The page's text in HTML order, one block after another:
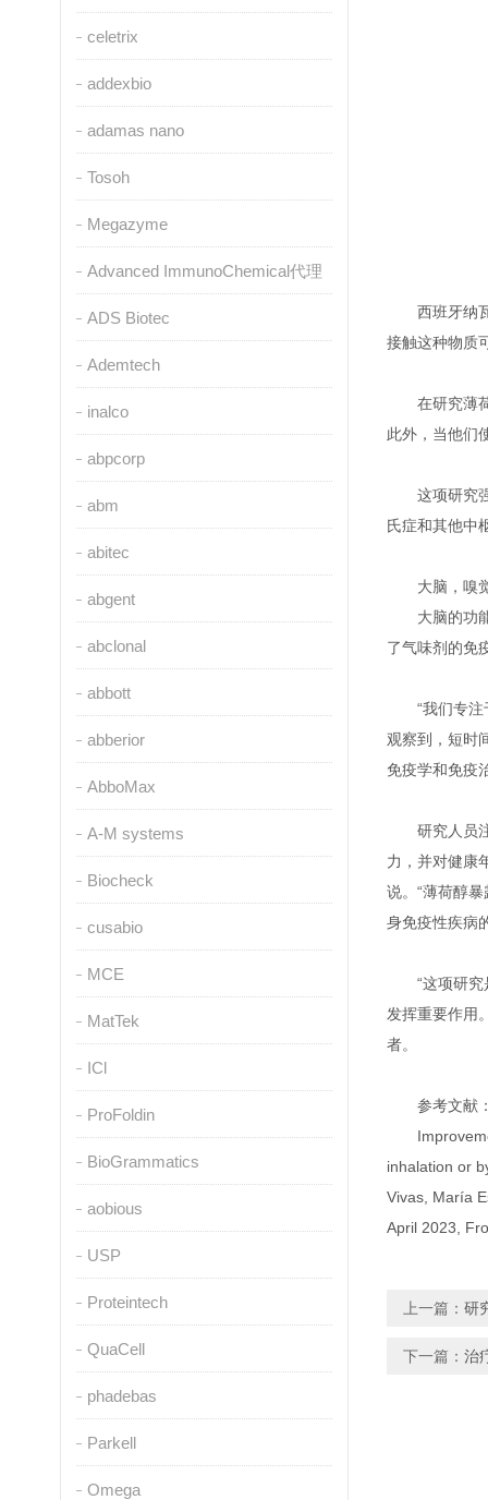
celetrix
addexbio
adamas nano
Tosoh
Megazyme
Advanced ImmunoChemical代理
ADS Biotec
Ademtech
inalco
abpcorp
abm
abitec
abgent
abclonal
abbott
abberior
AbboMax
A-M systems
Biocheck
cusabio
MCE
MatTek
ICl
ProFoldin
BioGrammatics
aobious
USP
Proteintech
QuaCell
phadebas
Parkell
Omega
西班牙纳
接触这种物质
在研究薄
此外，当他们
这项研究
氏症和其他中
大脑，嗅
大脑的功
了气味剂的免
“我们专
观察到，短时
免疫学和免疫
研究人员
力，并对健康
说。“薄荷醇
身免疫性疾病
“这项研
发挥重要作用
者。
参考文献
inhalation or
Vivas, María
April 2023,
上一篇： 研
下一篇： 治